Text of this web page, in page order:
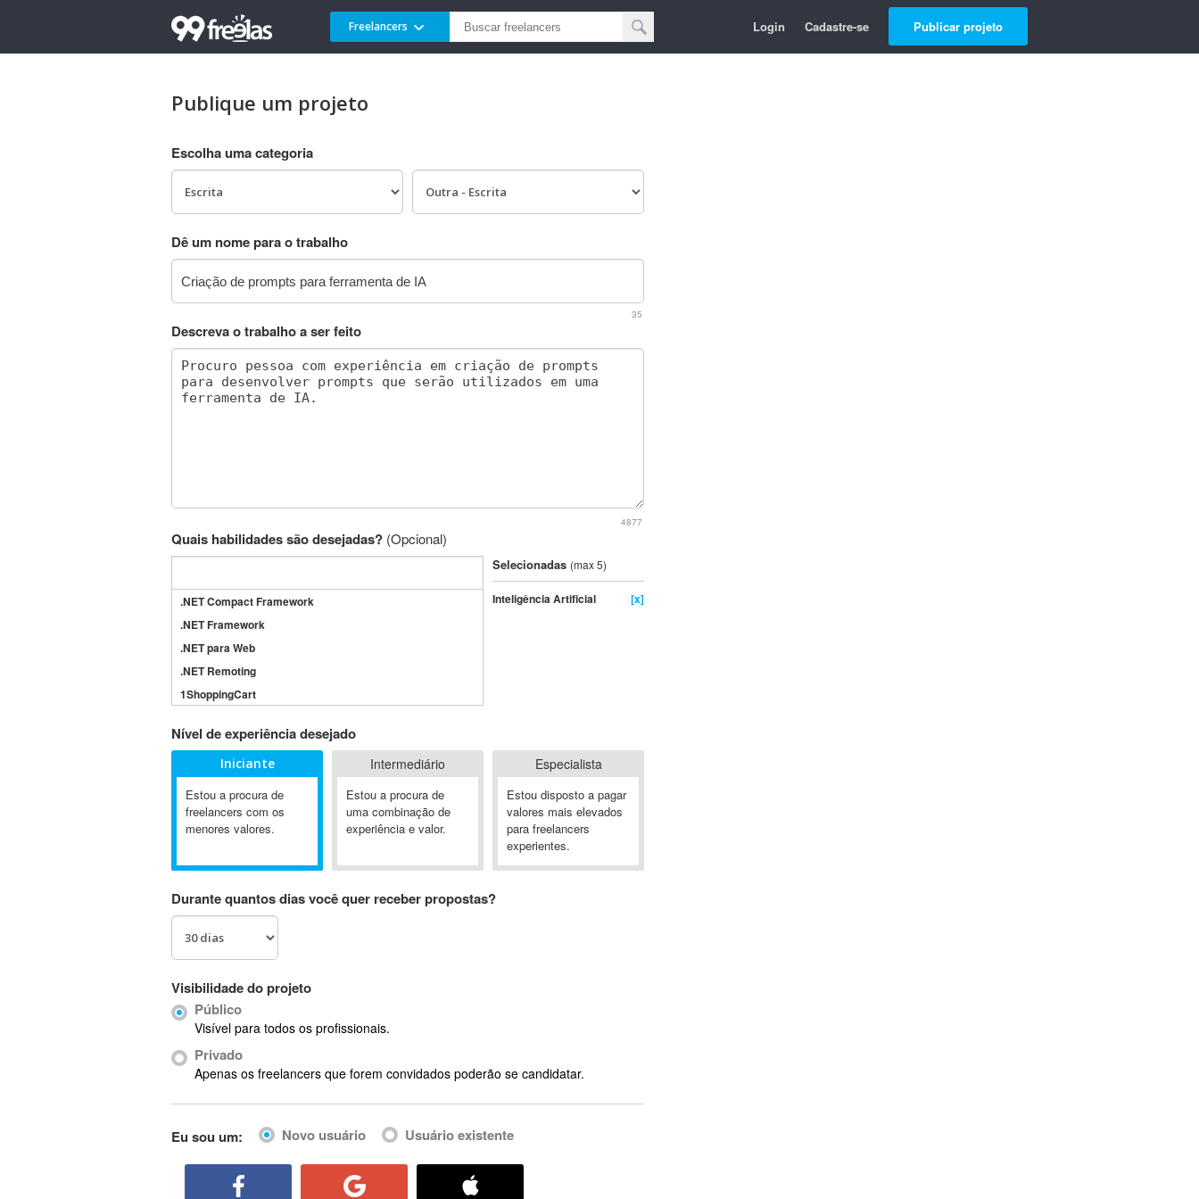
Freelancers Login Cadastre-se Publicar projeto
Publique um projeto
Escolha uma categoria
Dê um nome para o trabalho
35
Descreva o trabalho a ser feito
4877
Quais habilidades são desejadas? (Opcional)
.NET Compact Framework
.NET Framework
.NET para Web
.NET Remoting
1ShoppingCart
3GSM
4D Dimension
802.11
A&P
A-GPS
Ab Initio
ABIS
AbleCommerce
Ableton Live
Abstract Window Toolkit (AWT)
Selecionadas (max 5)
Inteligência Artificial [x]
Nível de experiência desejado
Iniciante
Estou a procura de
freelancers com os
menores valores.
Intermediário
Estou a procura de
uma combinação de
experiência e valor.
Especialista
Estou disposto a pagar
valores mais elevados
para freelancers
experientes.
Durante quantos dias você quer receber propostas?
Visibilidade do projeto
Público
Visível para todos os profissionais.
Privado
Apenas os freelancers que forem convidados poderão se candidatar.
Eu sou um: Novo usuário Usuário existente